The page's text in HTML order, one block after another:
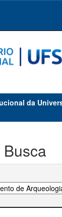
da